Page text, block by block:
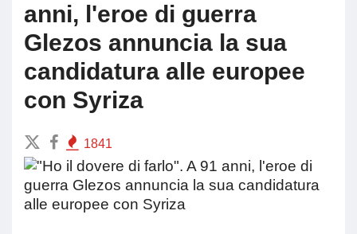
anni, l'eroe di guerra
Glezos annuncia la sua
candidatura alle europee
con Syriza
1841